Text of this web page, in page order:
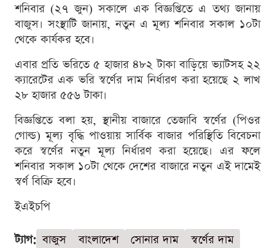
শনিবার (২৭ জুন) সকালে এক বিজ্ঞপ্তিতে এ তথ্য জানায়
বাজুস। সংস্থাটি জানায়, নতুন এ মূল্য শনিবার সকাল ১০টা
থেকে কার্যকর হবে।
এবার প্রতি ভরিতে ৫ হাজার ৪৮২ টাকা বাড়িয়ে ভ্যাটসহ ২২
ক্যারেটের এক ভরি স্বর্ণের দাম নির্ধারণ করা হয়েছে ২ লাখ
২৮ হাজার ৫৫৬ টাকা।
বিজ্ঞপ্তিতে বলা হয়, স্থানীয় বাজারে তেজাবি স্বর্ণের (পিওর
গোল্ড) মূল্য বৃদ্ধি পাওয়ায় সার্বিক বাজার পরিস্থিতি বিবেচনা
করে স্বর্ণের নতুন মূল্য নির্ধারণ করা হয়েছে। এর ফলে
শনিবার সকাল ১০টা থেকে দেশের বাজারে নতুন এই দামেই
স্বর্ণ বিক্রি হবে।
ইএইচপি
ট্যাগ: বাজুস বাংলাদেশ সোনার দাম
স্বর্ণের দাম